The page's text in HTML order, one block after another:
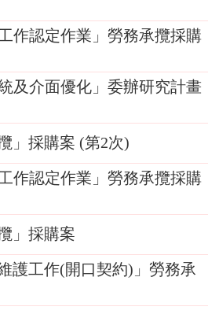
作認定作業」勞務承攬採購
及介面優化」委辦研究計畫
」採購案 (第2次)
作認定作業」勞務承攬採購
」採購案
護工作(開口契約)」勞務承